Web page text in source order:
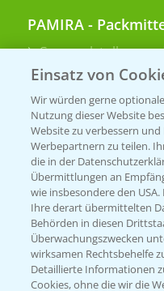
PAMIRA -
Sammelstellen
PRE - Chemikalien
Sammelstellen
Kontakt &
Beratung auf
T.+49 (0)174
Einsatz von
Wir würden gerne
Nutzung dieser Website
Website zu verbessern
Werbepartnern zu teilen.
die in der
Übermittlungen an
wie insbesondere den
Ihre derart übermittelten
Behörden in diesen
Überwachungszwecken
wirksamen Rechtsbehelfe
Detaillierte Informationen
Cookies, ohne die wir die